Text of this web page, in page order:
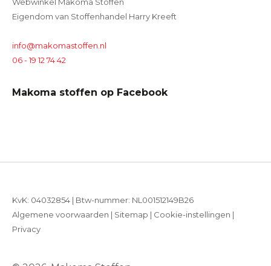
Webwinkel Makoma Stoffen
Eigendom van Stoffenhandel Harry Kreeft
info@makomastoffen.nl
06 - 19 12 74 42
Makoma stoffen op Facebook
KvK: 04032854 | Btw-nummer: NL001512149B26
Algemene voorwaarden | Sitemap | Cookie-instellingen |
Privacy